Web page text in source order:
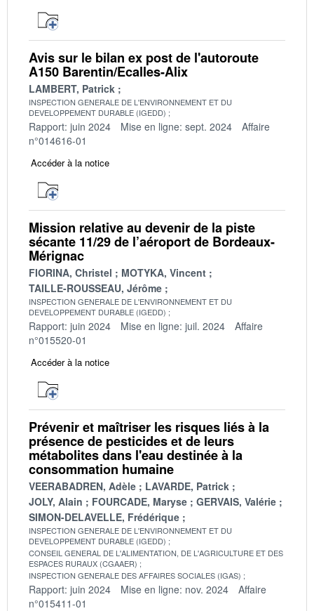
Avis sur le bilan ex post de l'autoroute
A150 Barentin/Ecalles-Alix
LAMBERT, Patrick
INSPECTION GENERALE DE L'ENVIRONNEMENT ET DU
DEVELOPPEMENT DURABLE (IGEDD)
Rapport: juin 2024 Mise en ligne: sept. 2024
Affaire
n°014616-01
Accéder à la notice
Mission relative au devenir de la piste
sécante 11/29 de l’aéroport de Bordeaux-
Mérignac
FIORINA, Christel
MOTYKA, Vincent
TAILLE-ROUSSEAU, Jérôme
INSPECTION GENERALE DE L'ENVIRONNEMENT ET DU
DEVELOPPEMENT DURABLE (IGEDD)
Rapport: juin 2024 Mise en ligne: juil. 2024
Affaire
n°015520-01
Accéder à la notice
Prévenir et maîtriser les risques liés à la
présence de pesticides et de leurs
métabolites dans l'eau destinée à la
consommation humaine
VEERABADREN, Adèle
LAVARDE, Patrick
JOLY, Alain
FOURCADE, Maryse
GERVAIS, Valérie
SIMON-DELAVELLE, Frédérique
INSPECTION GENERALE DE L'ENVIRONNEMENT ET DU
DEVELOPPEMENT DURABLE (IGEDD)
CONSEIL GENERAL DE L'ALIMENTATION, DE L'AGRICULTURE ET DES
ESPACES RURAUX (CGAAER)
INSPECTION GENERALE DES AFFAIRES SOCIALES (IGAS)
Rapport: juin 2024 Mise en ligne: nov. 2024
Affaire
n°015411-01